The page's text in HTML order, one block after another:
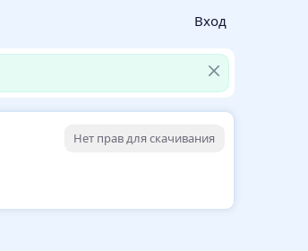
Вход
Нет прав для скачивания